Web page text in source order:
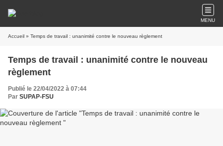
MENU
Accueil » Temps de travail : unanimité contre le nouveau règlement
Temps de travail : unanimité contre le nouveau
règlement
Publié le 22/04/2022 à 07:44
Par SUPAP-FSU